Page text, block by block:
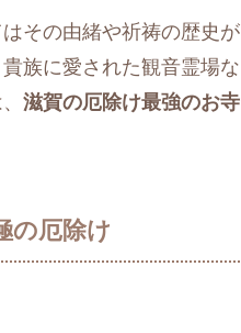
その由緒や祈祷の歴史が
族に愛された観音霊場な
滋賀の厄除け最強のお寺
の厄除け